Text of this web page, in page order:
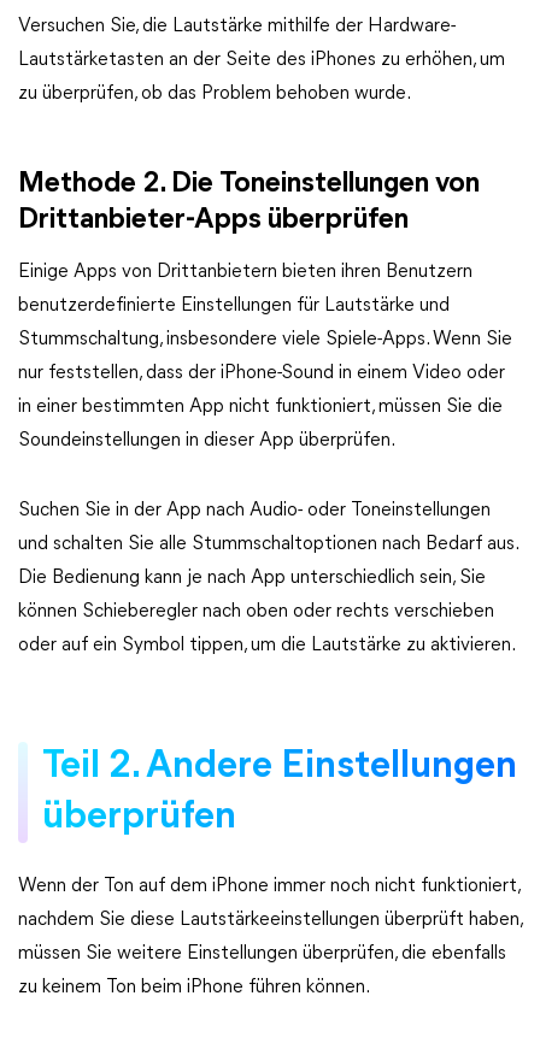
Versuchen Sie, die Lautstärke mithilfe der Hardware-
Lautstärketasten an der Seite des iPhones zu erhöhen, um
zu überprüfen, ob das Problem behoben wurde.
Methode 2. Die Toneinstellungen von
Drittanbieter-Apps überprüfen
Einige Apps von Drittanbietern bieten ihren Benutzern
benutzerdefinierte Einstellungen für Lautstärke und
Stummschaltung, insbesondere viele Spiele-Apps. Wenn Sie
nur feststellen, dass der iPhone-Sound in einem Video oder
in einer bestimmten App nicht funktioniert, müssen Sie die
Soundeinstellungen in dieser App überprüfen.
Suchen Sie in der App nach Audio- oder Toneinstellungen
und schalten Sie alle Stummschaltoptionen nach Bedarf aus.
Die Bedienung kann je nach App unterschiedlich sein, Sie
können Schieberegler nach oben oder rechts verschieben
oder auf ein Symbol tippen, um die Lautstärke zu aktivieren.
Teil 2. Andere Einstellungen
überprüfen
Wenn der Ton auf dem iPhone immer noch nicht funktioniert,
nachdem Sie diese Lautstärkeeinstellungen überprüft haben,
müssen Sie weitere Einstellungen überprüfen, die ebenfalls
zu keinem Ton beim iPhone führen können.